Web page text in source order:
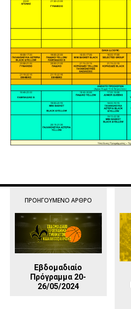
ΠΡΟΗΓΟΎΜΕΝΟ ΆΡΘΡΟ
Εβδομαδιαίο
Πρόγραμμα 20-
26/05/2024